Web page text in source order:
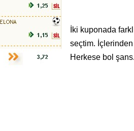
İki kuponada
seçtim.
Herkese bol